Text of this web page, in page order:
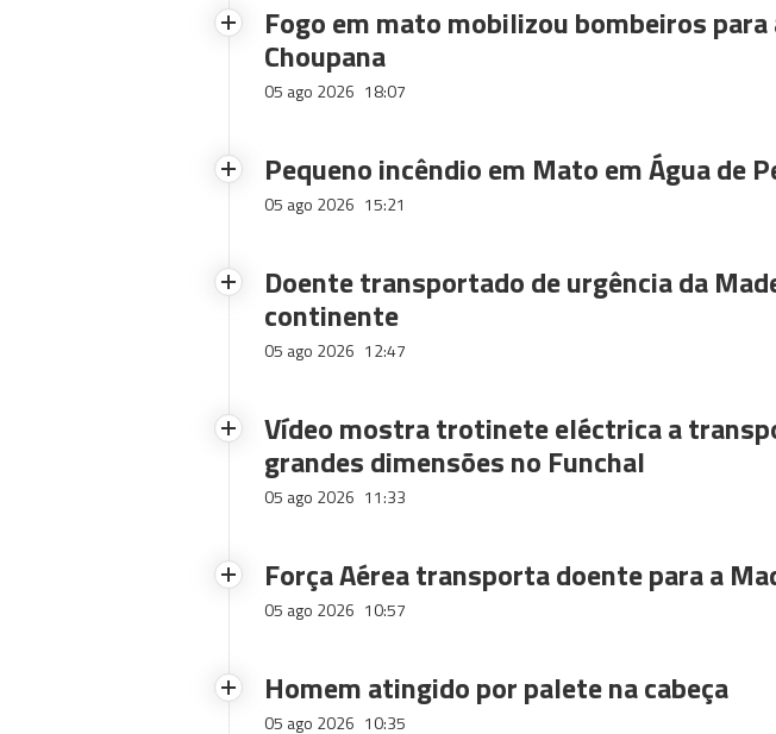
Fogo em mato mobilizou bombeiros para
Choupana
05 ago 2026 18:07
Pequeno incêndio em Mato em Água de
05 ago 2026 15:21
Doente transportado de urgência da
continente
05 ago 2026 12:47
Vídeo mostra trotinete eléctrica a
grandes dimensões no Funchal
05 ago 2026 11:33
Força Aérea transporta doente para a
05 ago 2026 10:57
Homem atingido por palete na cabeça
05 ago 2026 10:35